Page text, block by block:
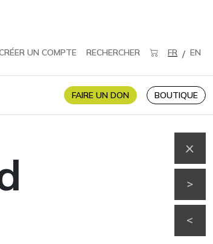
UN COMPTE RECHERCHER FR / EN
FAIRE UN DON BOUTIQUE